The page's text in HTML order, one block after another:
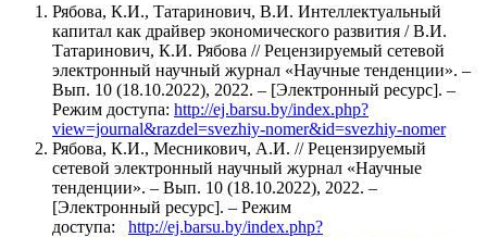
Рябова, К.И., Татаринович, В.И. Интеллектуальный
капитал как драйвер экономического развития / В.И.
Татаринович, К.И. Рябова // Рецензируемый сетевой
электронный научный журнал «Научные тенденции». –
Вып. 10 (18.10.2022), 2022. – [Электронный ресурс]. –
Режим доступа: http://ej.barsu.by/index.php?
view=journal&razdel=svezhiy-nomer&id=svezhiy-nomer
Рябова, К.И., Месникович, А.И. // Рецензируемый
сетевой электронный научный журнал «Научные
тенденции». – Вып. 10 (18.10.2022), 2022. –
[Электронный ресурс]. – Режим
доступа: http://ej.barsu.by/index.php?